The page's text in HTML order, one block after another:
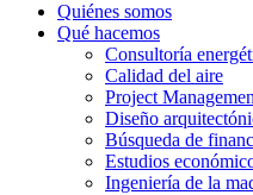
Quiénes somos
Qué hacemos
Consultoría
Calidad del aire
Project
Diseño
Búsqueda de
Estudios
Ingeniería de la